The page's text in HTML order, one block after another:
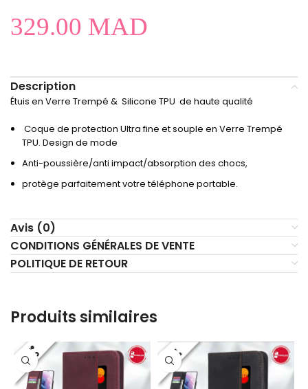
329.00 MAD
Description
Étuis en Verre Trempé & Silicone TPU de haute qualité
Coque de protection Ultra fine et souple en Verre Trempé
TPU. Design de mode
Anti-poussière/anti impact/absorption des chocs,
protège parfaitement votre téléphone portable.
Avis (0)
CONDITIONS GÉNÉRALES DE VENTE
POLITIQUE DE RETOUR
Produits similaires